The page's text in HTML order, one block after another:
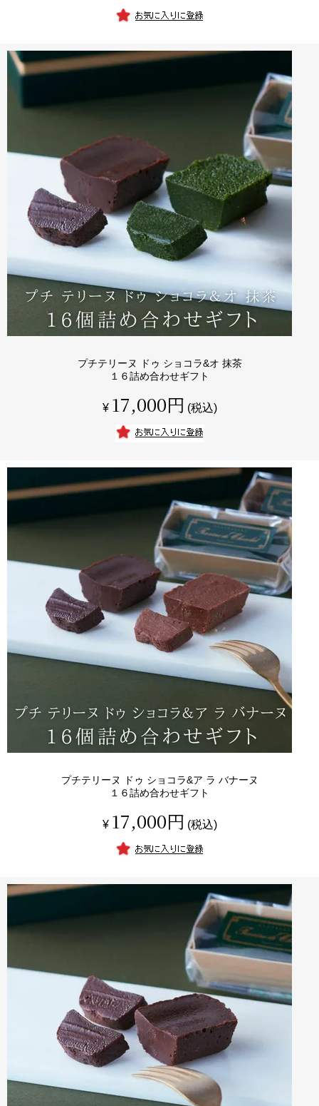
プチテリーヌ ドゥ ショコラ&オ 抹茶
１６詰め合わせギフト
¥ 17,000 税込
プチテリーヌ ドゥ ショコラ&ア ラ バナーヌ
１６詰め合わせギフト
¥ 17,000 税込